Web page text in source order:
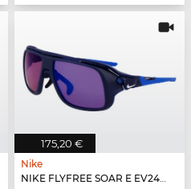
175,20 €
Nike
NIKE FLYFREE SOAR E EV24002 - 410